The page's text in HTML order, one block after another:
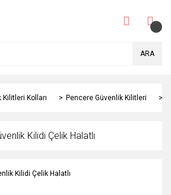
ARA
Kilitleri Kolları Pencere Güvenlik Kilitleri
Kilidi Çelik Halatlı